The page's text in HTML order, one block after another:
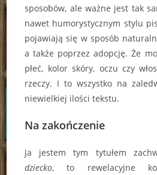
sposobów, ale ważne jest tak
nawet humorystycznym stylu
pojawiają się w sposób
a także poprzez adopcję. Że
płeć, kolor skóry, oczu czy
rzeczy. I to wszystko na
niewielkiej ilości tekstu.
Na zakończenie
Ja jestem tym tytułem
dziecko, to rewelacyjne